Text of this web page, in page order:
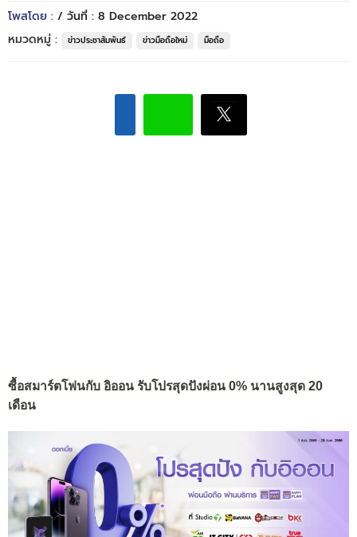
โพสโดย : / วันที่ : 8 December 2022
หมวดหมู่ :
ข่าวประชาสัมพันธ์ ข่าวมือถือใหม่ มือถือ
ซื้อสมาร์ตโฟนกับ อิออน รับโปรสุดปังผ่อน 0% นานสูงสุด 20
เดือน